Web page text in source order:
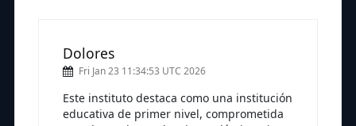
Dolores
Fri Jan 23 11:34:53 UTC 2026
Este instituto destaca como una institución
educativa de primer nivel, comprometida